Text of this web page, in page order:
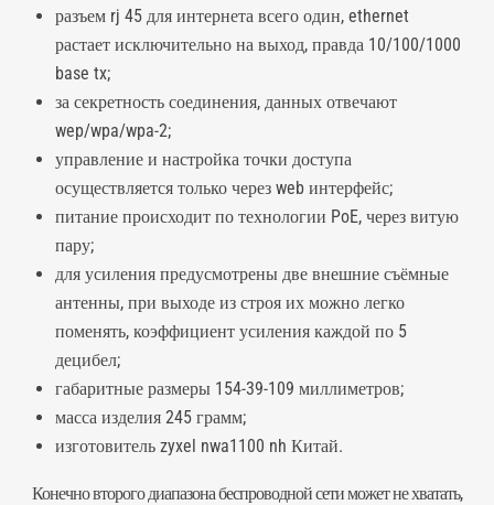
разъем rj 45 для интернета всего один, ethernet
растает исключительно на выход, правда 10/100/1000
base tx;
за секретность соединения, данных отвечают
wep/wpa/wpa-2;
управление и настройка точки доступа
осуществляется только через web интерфейс;
питание происходит по технологии PoE, через витую
пару;
для усиления предусмотрены две внешние съёмные
антенны, при выходе из строя их можно легко
поменять, коэффициент усиления каждой по 5
децибел;
габаритные размеры 154-39-109 миллиметров;
масса изделия 245 грамм;
изготовитель zyxel nwa1100 nh Китай.
Конечно второго диапазона беспроводной сети может не хватать,